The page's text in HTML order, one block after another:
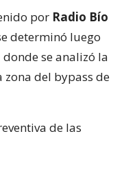
por Radio Bío
determinó luego
se analizó la
zona del bypass de
de las